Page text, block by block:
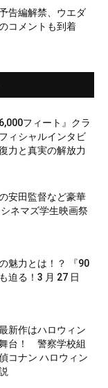
告編解禁、ウエダ
コメントも到着
フィート』クラ
ィシャルインタビ
力と真実の解放力
安田監督など豪華
ネマズ学生映画祭
魅力とは！？ 『90
迫る！3 月 27 日
新作はハロウィン
台！ 警察学校組
コナン ハロウィン